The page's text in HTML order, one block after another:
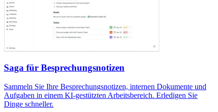
Saga für Besprechungsnotizen
Sammeln Sie Ihre Besprechungsnotizen, internen Dokumente und
Aufgaben in einem KI-gestützten Arbeitsbereich. Erledigen Sie
Dinge schneller.